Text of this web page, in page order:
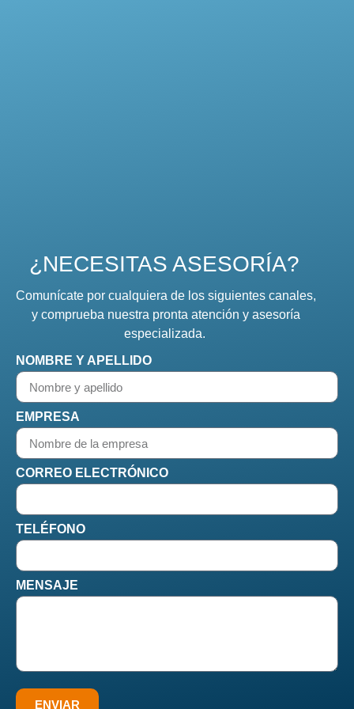
¿NECESITAS ASESORÍA?
Comunícate por cualquiera de los siguientes canales,
y comprueba nuestra pronta atención y asesoría
especializada.
NOMBRE Y APELLIDO
EMPRESA
CORREO ELECTRÓNICO
TELÉFONO
MENSAJE
ENVIAR